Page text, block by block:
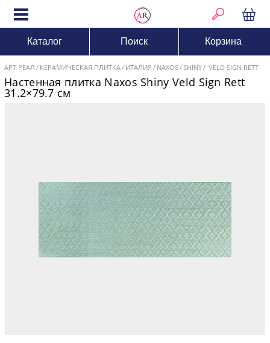
Каталог Поиск Корзина
АРТ РЕАЛ КЕРАМИЧЕСКАЯ ПЛИТКА ИТАЛИЯ NAXOS SHINY VELD SIGN RETT
Настенная плитка Naxos Shiny Veld Sign Rett
31.2×79.7 см